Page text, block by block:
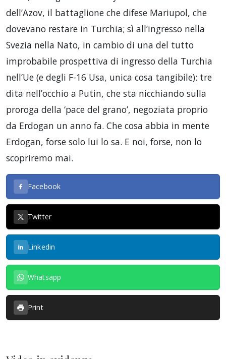
dell’Azov, il battaglione che difese Mariupol, che
dovevano restare in Turchia; sì all’ingresso nella
Svezia nella Nato, in cambio di una del tutto
improbabile prospettiva di ingresso della Turchia
nell’Ue (e degli F-16 Usa, unica cosa tangibile): tre
dita nell’occhio a Putin, che sta nicchiando sulla
proroga della ‘pace del grano’, negoziata proprio
da Erdogan un anno fa. Che cosa abbia in mente
Erdogan, forse solo lui lo sa. E noi, forse, non lo
scopriremo mai.
Facebook
Twitter
Linkedin
Whatsapp
Print